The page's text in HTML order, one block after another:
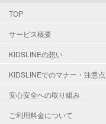
TOP
サービス概要
KIDSLINEの想い
KIDSLINEでのマナー・注意点
安心安全への取り組み
ご利用料金について